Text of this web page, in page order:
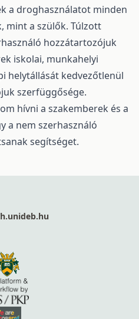
a droghasználatot minden
mint a szülők. Túlzott
hozzátartozójuk
iskolai, munkahelyi
helytállását kedvezőtlenül
szerfüggősége.
hívni a szakemberek és a
a nem szerhasználó
segítséget.